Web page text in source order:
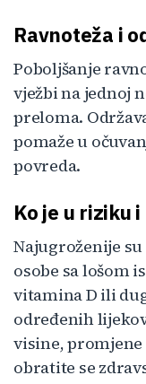
Ravnoteža i
Poboljšanje
vježbi na jednoj
preloma.
pomaže u
povreda.
Ko je u riziku
Najugroženije
osobe sa lošom
vitamina D ili
određenih
visine,
obratite se